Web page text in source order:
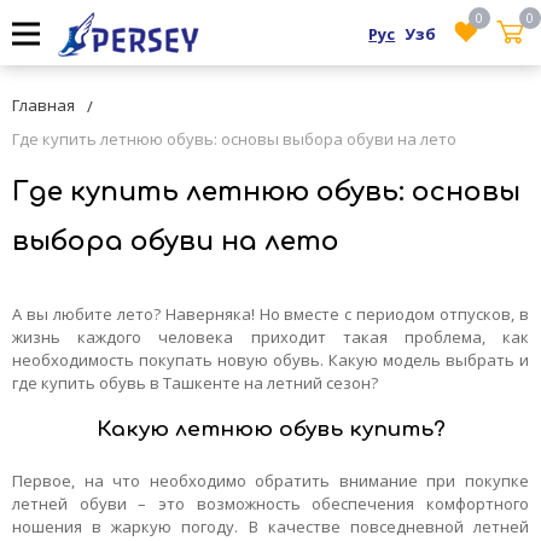
0
0
Рус Узб
Главная
Где купить летнюю обувь: основы выбора обуви на лето
Где купить летнюю обувь: основы
выбора обуви на лето
А вы любите лето? Наверняка! Но вместе с периодом отпусков, в
жизнь каждого человека приходит такая проблема, как
необходимость покупать новую обувь. Какую модель выбрать и
где купить обувь в Ташкенте на летний сезон?
Какую летнюю обувь купить?
Первое, на что необходимо обратить внимание при покупке
летней обуви – это возможность обеспечения комфортного
ношения в жаркую погоду. В качестве повседневной летней